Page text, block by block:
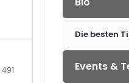
491
Die besten
Events &